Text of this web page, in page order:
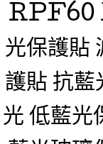
RPF60
光保護貼
護貼 抗藍
光 低藍光